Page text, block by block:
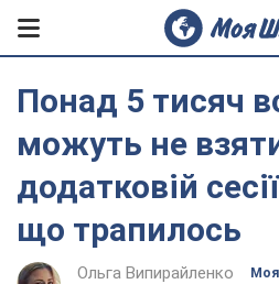
Понад 5 тисяч
можуть не
додатковій
що трапилось
Ольга Випирайленко